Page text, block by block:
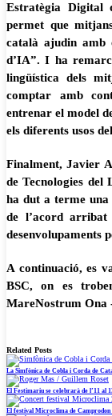
Estratègia Digital
permet que
català ajudin amb
d’IA”. I ha
lingüística dels
comptar amb
entrenar el model
els diferents usos
Finalment, Javier
de Tecnologies del
ha dut a terme
de l’acord
desenvolupaments
A continuació, es
BSC, on es
MareNostrum Ona
Related Posts
La Simfònica de Cobla i Corda de
El Festimariu se celebrarà de l’11 al
El festival Microclima de Camprodon